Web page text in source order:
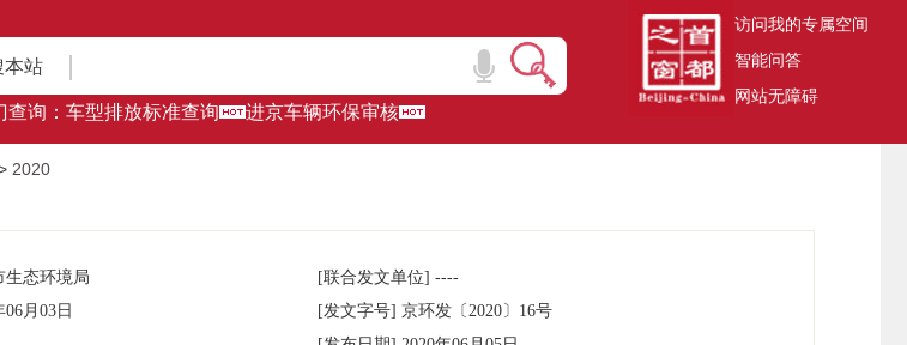
本站
查询： 车型排放标准查询 进京车辆环保审核
访问我的专属空间
智能问答
网站无障碍
2020
生态环境局
[联合发文单位] ----
月03日
[发文字号] 京环发〔2020〕16号